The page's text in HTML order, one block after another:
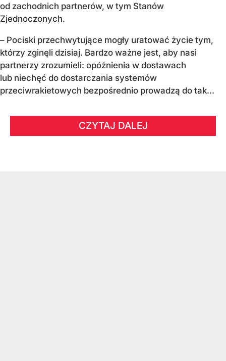
od zachodnich partnerów, w tym Stanów
Zjednoczonych.
– Pociski przechwytujące mogły uratować życie tym,
którzy zginęli dzisiaj. Bardzo ważne jest, aby nasi
partnerzy zrozumieli: opóźnienia w dostawach
lub niechęć do dostarczania systemów
przeciwrakietowych bezpośrednio prowadzą do tak...
CZYTAJ DALEJ